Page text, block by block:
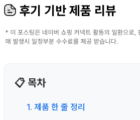
후기 기반 제품 리뷰
📋 목차
1. 제품 한 줄 정리